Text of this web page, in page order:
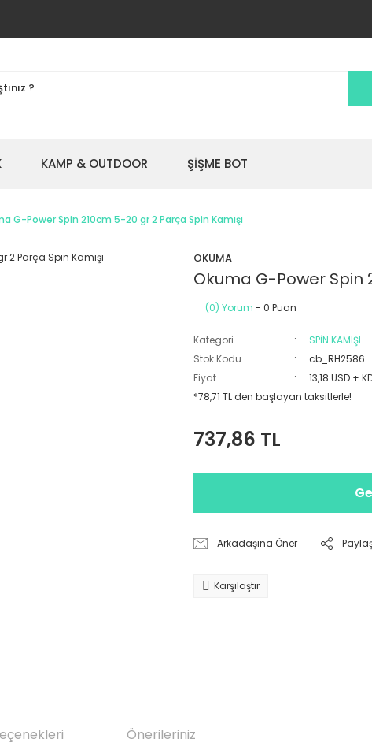
KAMP & OUTDOOR ŞİŞME BOT
G-Power Spin 210cm 5-20 gr 2 Parça Spin Kamışı
OKUMA
Okuma G-Power Spin
(0) Yorum - 0 Puan
Kategori
SPİN KAMIŞI
Stok Kodu
cb_RH2586
Fiyat
13,18 USD +
*78,71 TL den başlayan taksitlerle!
737,86 TL
Arkadaşına Öner
Karşılaştır
Önerileriniz